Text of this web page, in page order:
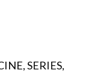
SERIES,